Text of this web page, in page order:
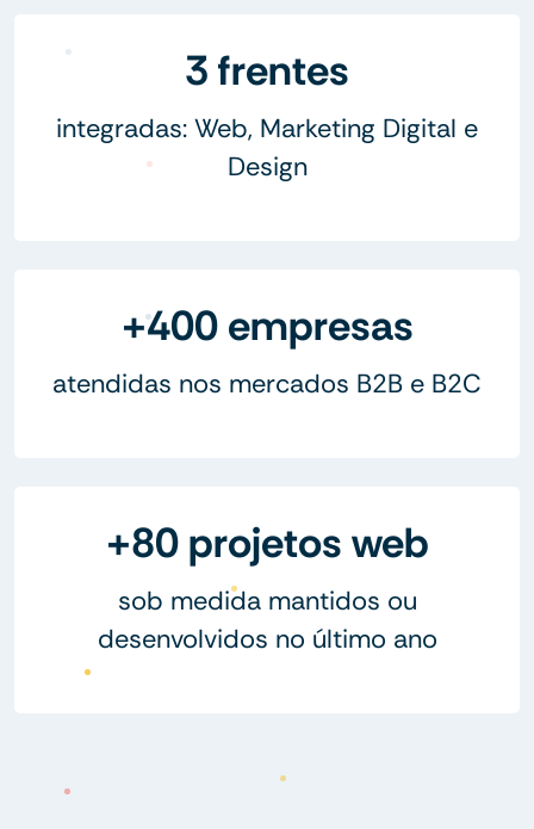
3 frentes
integradas: Web, Marketing Digital e
Design
+400 empresas
atendidas nos mercados B2B e B2C
+80 projetos web
sob medida mantidos ou
desenvolvidos no último ano